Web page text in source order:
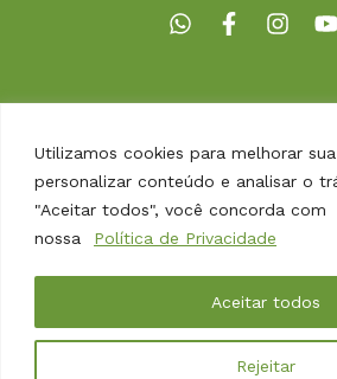
Utilizamos cookies para melhorar
personalizar conteúdo e analisar o
"Aceitar todos", você concorda com
nossa
Política de Privacidade
Rejeitar
Aceitar todos
Copyright © 2026 | Dona
Desenvolvido por